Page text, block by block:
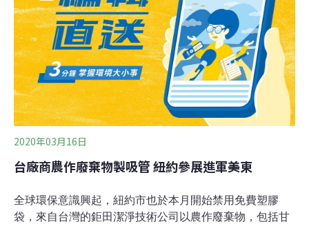
2020年03月16日
台廠商農作廢棄物製吸管 紐約參展進軍美東
全球環保意識興起，紐約市也於本月開始禁用免費塑膠
袋，來自台灣的鉅田潔淨技術公司以農作廢棄物，包括甘